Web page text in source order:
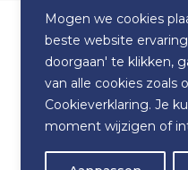
Mogen we cookies
beste website
doorgaan' te klikken,
van alle cookies zoals
Cookieverklaring. Je
moment wijzigen of